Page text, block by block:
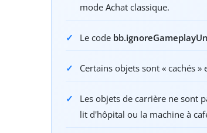
mode Achat classique.
Le code
Certains objets sont « cachés
Les objets de carrière ne sont
lit d'hôpital ou la machine à